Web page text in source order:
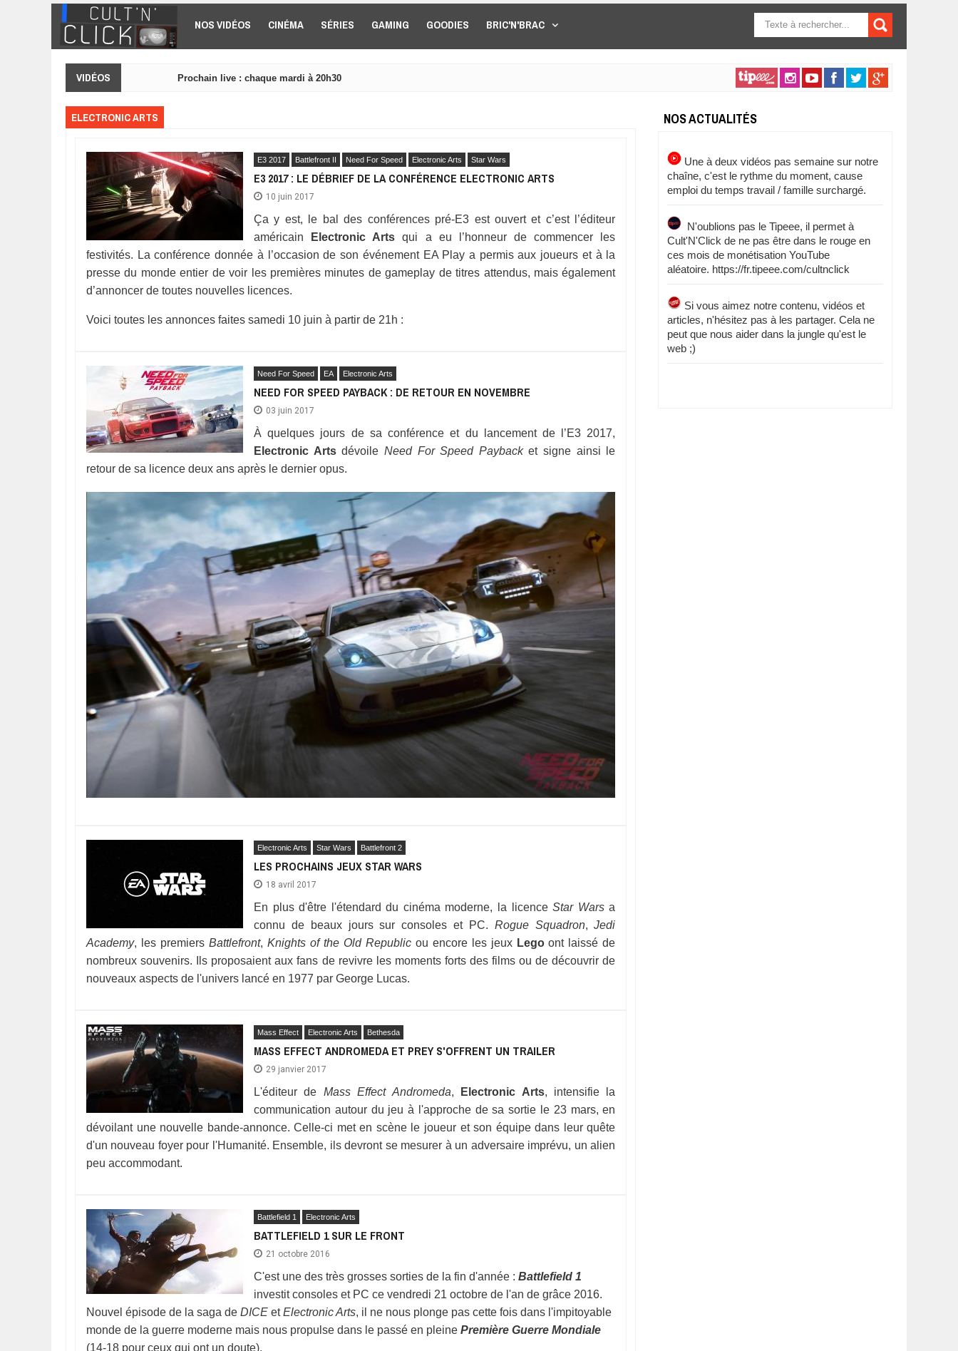
Aller au contenu principal
NOS VIDÉOS CINÉMA SÉRIES GAMING GOODIES BRIC'N'BRAC
FORMULAIRE DE
RECHERCHE
VIDÉOS Prochain live : chaque mardi à 20h30
ELECTRONIC ARTS
E3 2017 Battlefront II Need For Speed Electronic Arts Star Wars
E3 2017 : LE DÉBRIEF DE LA CONFÉRENCE ELECTRONIC ARTS
10 juin 2017
Ça y est, le bal des conférences pré-E3 est ouvert et c’est l’éditeur
américain
Electronic Arts qui a eu l’honneur de commencer les
festivités. La conférence donnée à l’occasion de son événement EA Play a permis aux joueurs et à la
presse du monde entier de voir les premières minutes de gameplay de titres attendus, mais également
d’annoncer de toutes nouvelles licences.
Voici toutes les annonces faites samedi 10 juin à partir de 21h :
Need For Speed EA Electronic Arts
NEED FOR SPEED PAYBACK : DE RETOUR EN NOVEMBRE
03 juin 2017
À quelques jours de sa conférence et du lancement de l’E3 2017,
Electronic Artsdévoile Need For Speed Paybacket signe ainsi le
retour de sa licence deux ans après le dernier opus.
Electronic Arts Star Wars Battlefront 2
LES PROCHAINS JEUX STAR WARS
18 avril 2017
En plus d'être l'étendard du cinéma moderne, la licenceStar Warsa
connu de beaux jours sur consoles et PC. Rogue Squadron,Jedi
Academy, les premiers Battlefront, Knights of the Old Republicou encore les jeux Legoont laissé de
nombreux souvenirs. Ils proposaient aux fans de revivre les moments forts des films ou de découvrir de
nouveaux aspects de l'univers lancé en 1977 par George Lucas.
Mass Effect Electronic Arts Bethesda
MASS EFFECT ANDROMEDA ET PREY S'OFFRENT UN TRAILER
29 janvier 2017
L'éditeur de Mass Effect Andromeda, Electronic Arts, intensifie la
communication autour du jeu à l'approche de sa sortie le 23 mars, en
dévoilant une nouvelle bande-annonce. Celle-ci met en scène le joueur et son équipe dans leur quête
d'un nouveau foyer pour l'Humanité. Ensemble, ils devront se mesurer à un adversaire imprévu, un alien
peu accommodant.
Battlefield 1 Electronic Arts
BATTLEFIELD 1 SUR LE FRONT
21 octobre 2016
C'est une des très grosses sorties de la fin d'année : Battlefield 1
investit consoles et PC ce vendredi 21 octobre de l'an de grâce 2016.
Nouvel épisode de la saga de DICE etElectronic Arts, il ne nous plonge pas cette fois dans l'impitoyable
monde de la guerre moderne mais nous propulse dans le passé en pleine Première Guerre Mondiale
(14-18 pour ceux qui ont un doute).
NOS ACTUALITÉS
Une à deux vidéos pas semaine sur notre
chaîne, c'est le rythme du moment, cause
emploi du temps travail / famille surchargé.
N'oublions pas le Tipeee, il permet à
Cult'N'Click de ne pas être dans le rouge en
ces mois de monétisation YouTube
aléatoire. https://fr.tipeee.com/cultnclick
Si vous aimez notre contenu, vidéos et
articles, n'hésitez pas à les partager. Cela ne
peut que nous aider dans la jungle qu'est le
web ;)